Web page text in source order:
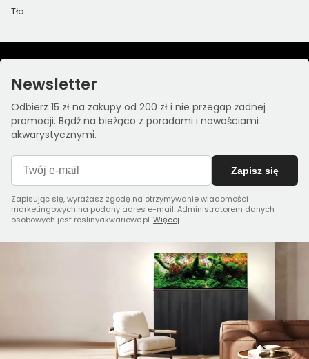
Tła
Newsletter
Odbierz 15 zł na zakupy od 200 zł i nie przegap żadnej
promocji. Bądź na bieżąco z poradami i nowościami
akwarystycznymi.
Zapisz się
Zapisując się, wyrażasz zgodę na otrzymywanie wiadomości
marketingowych na podany adres e-mail. Administratorem danych
osobowych jest roslinyakwariowe.pl.Więcej